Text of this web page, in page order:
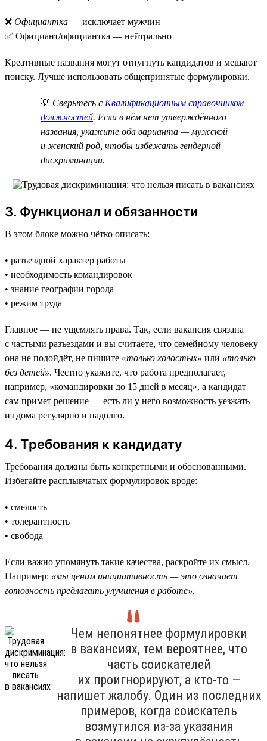
❌ Официантка — исключает мужчин
✅ Официант/официантка — нейтрально
Креативные названия могут отпугнуть кандидатов и мешают
поиску. Лучше использовать общепринятые формулировки.
💡 Сверьтесь с Квалификационным справочником
должностей. Если в нём нет утверждённого
названия, укажите оба варианта — мужской
и женский род, чтобы избежать гендерной
дискриминации.
3. Функционал и обязанности
В этом блоке можно чётко описать:
• разъездной характер работы
• необходимость командировок
• знание географии города
• режим труда
Главное — не ущемлять права. Так, если вакансия связана
с частыми разъездами и вы считаете, что семейному человеку
она не подойдёт, не пишите «только холостых» или «только
без детей». Честно укажите, что работа предполагает,
например, «командировки до 15 дней в месяц», а кандидат
сам примет решение — есть ли у него возможность уезжать
из дома регулярно и надолго.
4. Требования к кандидату
Требования должны быть конкретными и обоснованными.
Избегайте расплывчатых формулировок вроде:
• смелость
• толерантность
• свобода
Если важно упомянуть такие качества, раскройте их смысл.
Например: «мы ценим инициативность — это означает
готовность предлагать улучшения в работе».
Чем непонятнее формулировки
в вакансиях, тем вероятнее, что
часть соискателей
их проигнорируют, а кто-то —
напишет жалобу. Один из последних
примеров, когда соискатель
возмутился из-за указания